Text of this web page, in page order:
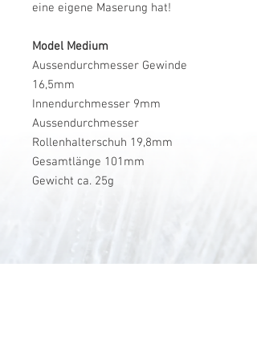
eine eigene Maserung hat!
Model Medium
Aussendurchmesser Gewinde
16,5mm
Innendurchmesser 9mm
Aussendurchmesser
Rollenhalterschuh 19,8mm
Gesamtlänge 101mm
Gewicht ca. 25g